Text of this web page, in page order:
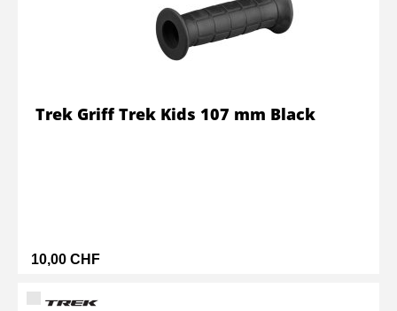
10,00 CHF
Trek Griff Trek Kids 107 mm Black